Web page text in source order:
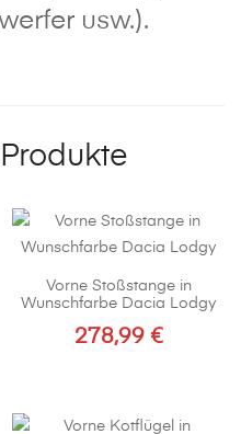
usw.).
Vorne Stoßstange in
Wunschfarbe Dacia Lodgy
278,99 €